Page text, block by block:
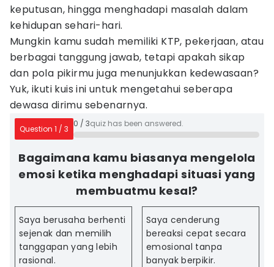
keputusan, hingga menghadapi masalah dalam
kehidupan sehari-hari.
Mungkin kamu sudah memiliki KTP, pekerjaan, atau
berbagai tanggung jawab, tetapi apakah sikap
dan pola pikirmu juga menunjukkan kedewasaan?
Yuk, ikuti kuis ini untuk mengetahui seberapa
dewasa dirimu sebenarnya.
Question 1 / 3
0 / 3quiz has been answered.
Bagaimana kamu biasanya mengelola
emosi ketika menghadapi situasi yang
membuatmu kesal?
Saya berusaha berhenti
sejenak dan memilih
tanggapan yang lebih
rasional.
Saya cenderung
bereaksi cepat secara
emosional tanpa
banyak berpikir.